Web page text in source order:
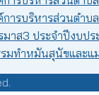
การบริหารส่วนต
มาส3 ประจำปีงบป
มทำหมันสุนัขและแ